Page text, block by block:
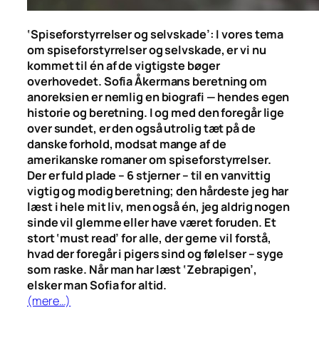
‘Spiseforstyrrelser og selvskade’: I vores tema
om spiseforstyrrelser og selvskade, er vi nu
kommet til én af de vigtigste bøger
overhovedet. Sofia Åkermans beretning om
anoreksien er nemlig en biografi — hendes egen
historie og beretning. I og med den foregår lige
over sundet, er den også utrolig tæt på de
danske forhold, modsat mange af de
amerikanske romaner om spiseforstyrrelser.
Der er fuld plade – 6 stjerner – til en vanvittig
vigtig og modig beretning; den hårdeste jeg har
læst i hele mit liv, men også én, jeg aldrig nogen
sinde vil glemme eller have været foruden. Et
stort ‘must read’ for alle, der gerne vil forstå,
hvad der foregår i pigers sind og følelser – syge
som raske. Når man har læst ‘Zebrapigen’,
elsker man Sofia for altid.
(mere…)